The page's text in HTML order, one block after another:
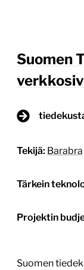
Suomen
Tekijä: Barabra
Tärkein
Projektin
Suomen